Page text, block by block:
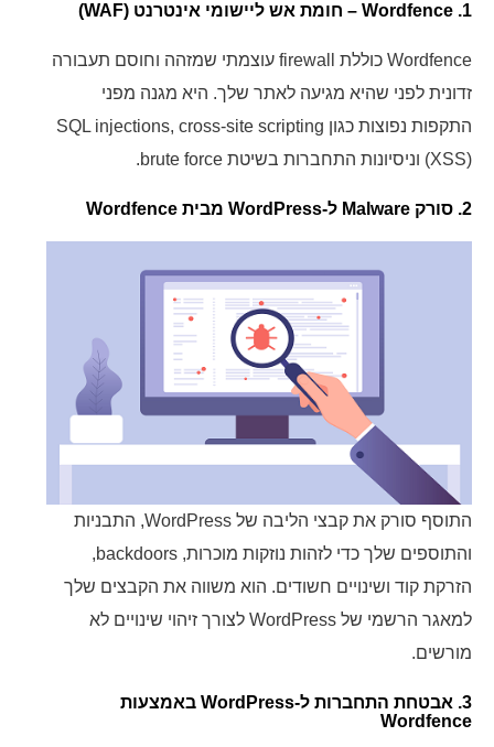
1. Wordfence – חומת אש ליישומי אינטרנט (WAF)
Wordfence כוללת firewall עוצמתי שמזהה וחוסם תעבורה
זדונית לפני שהיא מגיעה לאתר שלך. היא מגנה מפני
התקפות נפוצות כגון SQL injections, cross-site scripting
(XSS) וניסיונות התחברות בשיטת brute force.
2. סורק Malware ל-WordPress מבית Wordfence
התוסף סורק את קבצי הליבה של WordPress, התבניות
והתוספים שלך כדי לזהות נוזקות מוכרות, backdoors,
הזרקת קוד ושינויים חשודים. הוא משווה את הקבצים שלך
למאגר הרשמי של WordPress לצורך זיהוי שינויים לא
מורשים.
3. אבטחת התחברות ל-WordPress באמצעות
Wordfence